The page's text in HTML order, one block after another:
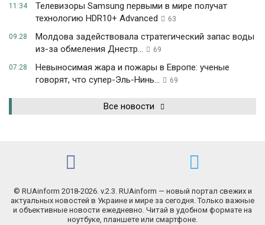
11:34
Телевизоры Samsung первыми в мире получат
технологию HDR10+ Advanced
63
09:28
Молдова задействовала стратегический запас воды
из-за обмеления Днестр...
69
07:28
Невыносимая жара и пожары в Европе: ученые
говорят, что супер-Эль-Нинь...
69
Все новости
© RUAinform 2018-2026. v.2.3. RUAinform — новый портал свежих и
актуальных новостей в Украине и мире за сегодня. Только важные
и объективные новости ежедневно. Читай в удобном формате на
ноутбуке, планшете или смартфоне.